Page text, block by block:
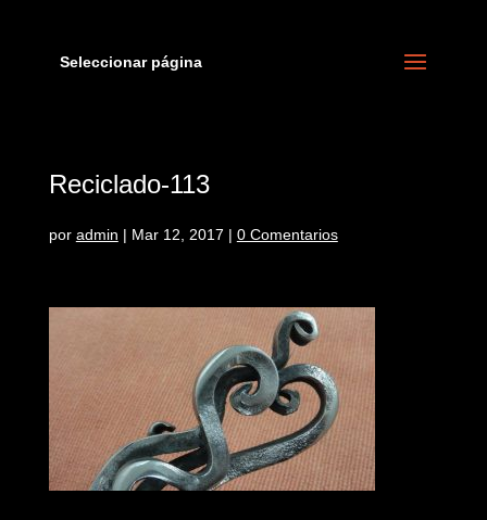
Seleccionar página
Reciclado-113
por admin | Mar 12, 2017 | 0 Comentarios